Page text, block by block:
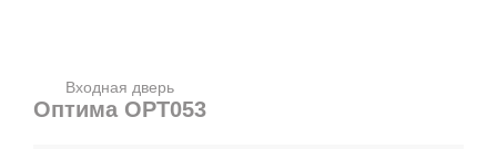
Входная дверь
Оптима OPT053